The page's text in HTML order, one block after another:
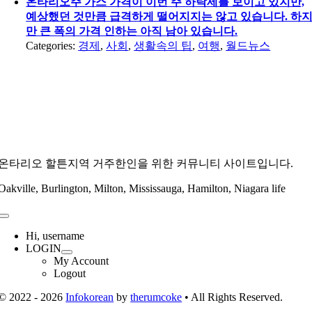
예상했던 것만큼 급격하게 떨어지지는 않고 있습니다. 하
만 큰 폭의 가격 인하는 아직 남아 있습니다.
Categories: 경제 ,사회 ,생활속의 팁, 여행, 월드뉴스
타리오 할튼지역 거주한인을 위한 커뮤니티 사이트입니다.
Burlington, Milton, Mississauga, Hamilton, Niagara life
Toggle
NavigationHi, username
LOGIN
My Account
Logout
2022 - 2026Infokorean bytherumcoke • All Rights Reserved.